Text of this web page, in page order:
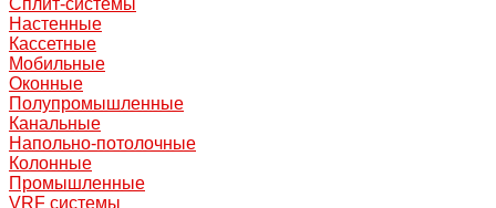
Сплит-системы
Настенные
Кассетные
Мобильные
Оконные
Полупромышленные
Канальные
Напольно-потолочные
Колонные
Промышленные
VRF системы